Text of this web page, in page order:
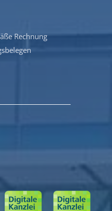
Rechnung